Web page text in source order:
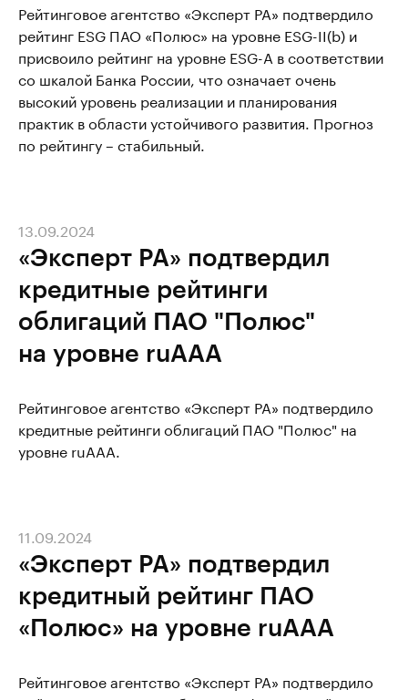
Рейтинговое агентство «Эксперт РА» подтвердило
рейтинг ESG ПАО «Полюс» на уровне ESG-II(b) и
присвоило рейтинг на уровне ESG-А в соответствии
со шкалой Банка России, что означает очень
высокий уровень реализации и планирования
практик в области устойчивого развития. Прогноз
по рейтингу – стабильный.
«Эксперт РА» подтвердил
кредитные рейтинги
облигаций ПАО "Полюс"
на уровне ruAAA
13.09.2024
Рейтинговое агентство «Эксперт РА» подтвердило
кредитные рейтинги облигаций ПАО "Полюс" на
уровне ruAAA.
«Эксперт РА» подтвердил
кредитный рейтинг ПАО
«Полюс» на уровне ruAАA
11.09.2024
Рейтинговое агентство «Эксперт РА» подтвердило